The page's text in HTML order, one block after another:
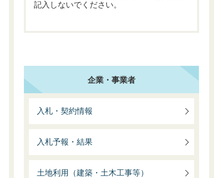
記入しないでください。
企業・事業者
入札・契約情報
入札予報・結果
土地利用（建築・土木工事等）